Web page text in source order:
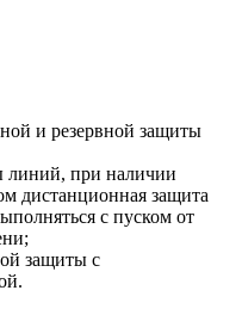
и резервной защиты
линий, при наличии
дистанционная защита
с пуском от
защиты с